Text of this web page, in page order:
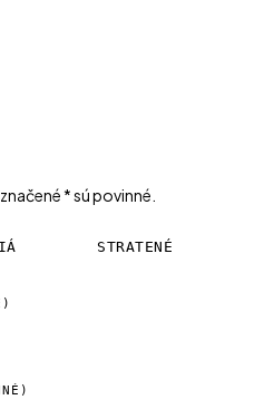
* sú povinné.
STRATENÉ